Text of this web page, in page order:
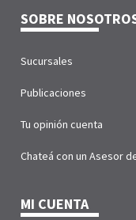
SOBRE
Sucursales
Publicaciones
Tu opinión cuenta
Chateá con un Asesor
MI CUENTA